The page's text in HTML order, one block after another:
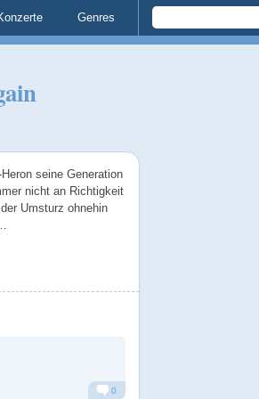
Genres
seine Generation
nicht an Richtigkeit
Umsturz ohnehin
0